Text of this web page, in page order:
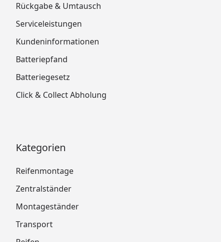
Rückgabe & Umtausch
Serviceleistungen
Kundeninformationen
Batteriepfand
Batteriegesetz
Click & Collect Abholung
Kategorien
Reifenmontage
Zentralständer
Montageständer
Transport